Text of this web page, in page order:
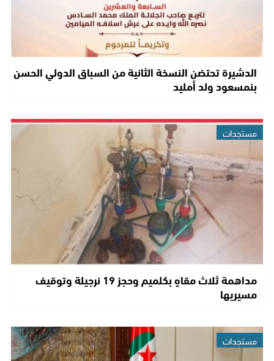
الدشيرة تحتضن النسخة الثانية من السباق الدولي الحسن
بنمسعود ولد أمليد
مستجدات
مداهمة ثلاث مقاهٍ بكلميم وحجز 19 نرجيلة وتوقيف
مسيريها
مستجدات